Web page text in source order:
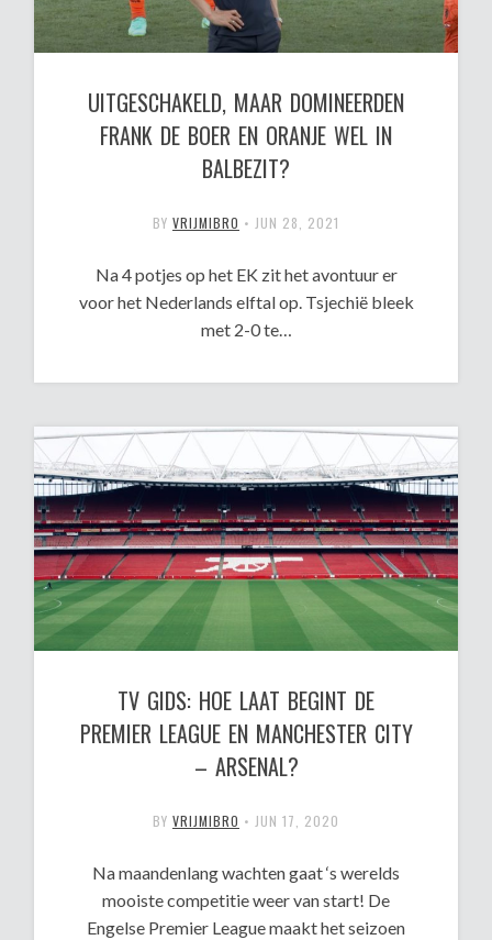
UITGESCHAKELD, MAAR DOMINEERDEN
FRANK DE BOER EN ORANJE WEL IN
BALBEZIT?
BY VRIJMIBRO • JUN 28, 2021
Na 4 potjes op het EK zit het avontuur er
voor het Nederlands elftal op. Tsjechië bleek
met 2-0 te…
TV GIDS: HOE LAAT BEGINT DE
PREMIER LEAGUE EN MANCHESTER CITY
– ARSENAL?
BY VRIJMIBRO • JUN 17, 2020
Na maandenlang wachten gaat ‘s werelds
mooiste competitie weer van start! De
Engelse Premier League maakt het seizoen